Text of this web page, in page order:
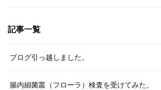
記事一覧
ブログ引っ越しました。
腸内細菌叢（フローラ）検査を受けてみた。